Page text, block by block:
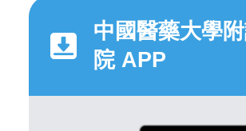
中國醫藥大學
院 APP